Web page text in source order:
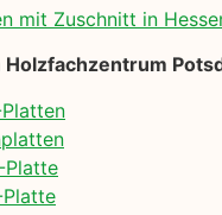
mit Zuschnitt in
Holzfachzentrum
Platten
Platte
Platte